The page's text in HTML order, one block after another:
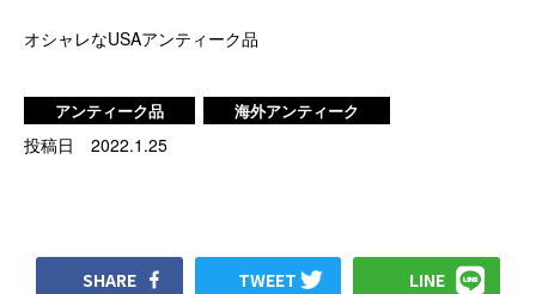
オシャレなUSAアンティーク品
アンティーク品 海外アンティーク
投稿日 2022.1.25
SHARE TWEET LINE